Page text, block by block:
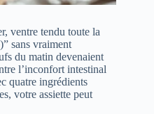
ventre tendu toute la
sans vraiment
du matin devenaient
l’inconfort intestinal
quatre ingrédients
votre assiette peut